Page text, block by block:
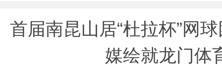
首届南昆山居“杜拉杯”网
媒绘就龙门体